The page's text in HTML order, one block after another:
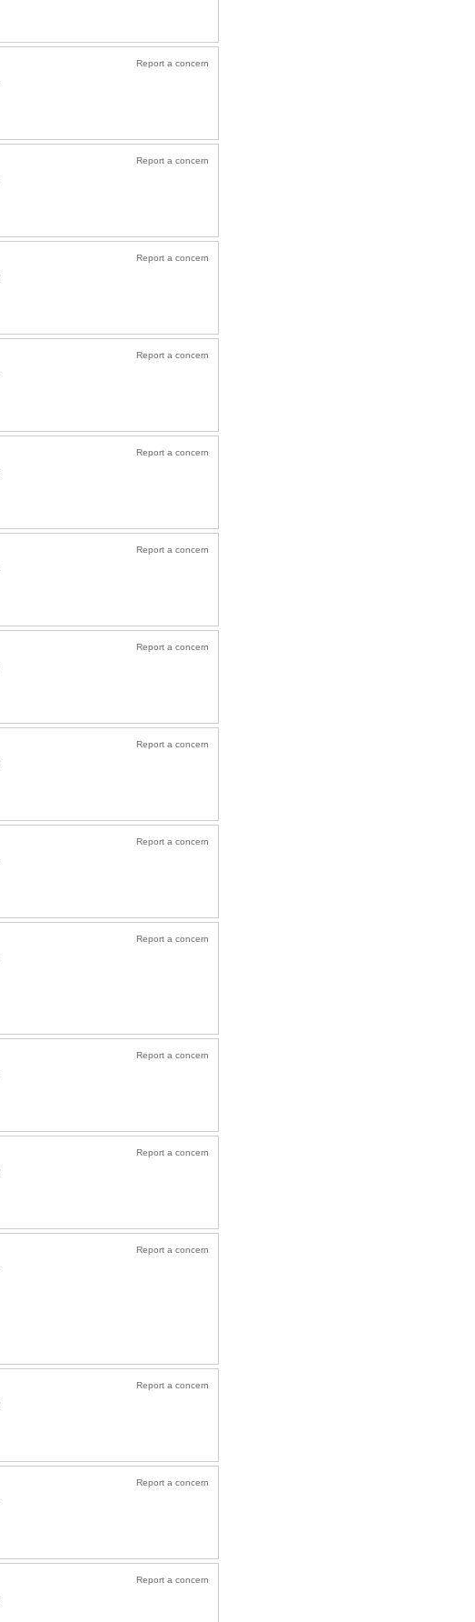
Report a concern
Report a concern
Report a concern
Report a concern
Report a concern
Report a concern
Report a concern
Report a concern
Report a concern
Report a concern
Report a concern
Report a concern
Report a concern
Report a concern
Report a concern
Report a concern